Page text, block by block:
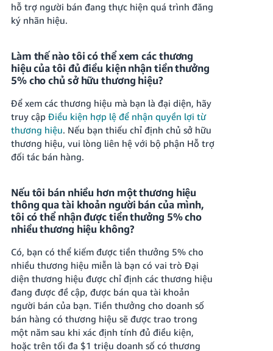
hỗ trợ người bán đang thực hiện quá trình đăng
ký nhãn hiệu.
Làm thế nào tôi có thể xem các thương
hiệu của tôi đủ điều kiện nhận tiền thưởng
5% cho chủ sở hữu thương hiệu?
Để xem các thương hiệu mà bạn là đại diện, hãy
truy cập Điều kiện hợp lệ để nhận quyền lợi từ
thương hiệu. Nếu bạn thiếu chỉ định chủ sở hữu
thương hiệu, vui lòng liên hệ với bộ phận Hỗ trợ
đối tác bán hàng.
Nếu tôi bán nhiều hơn một thương hiệu
thông qua tài khoản người bán của mình,
tôi có thể nhận được tiền thưởng 5% cho
nhiều thương hiệu không?
Có, bạn có thể kiếm được tiền thưởng 5% cho
nhiều thương hiệu miễn là bạn có vai trò Đại
diện thương hiệu được chỉ định các thương hiệu
đang được đề cập, được bán qua tài khoản
người bán của bạn. Tiền thưởng cho doanh số
bán hàng có thương hiệu sẽ được trao trong
một năm sau khi xác định tính đủ điều kiện,
hoặc trên tối đa $1 triệu doanh số có thương